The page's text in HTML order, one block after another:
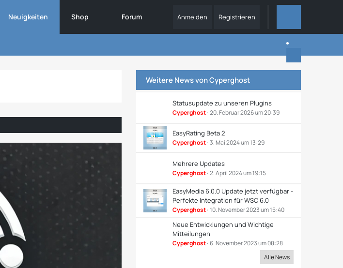
Neuigkeiten Shop Forum Anmelden Registrieren
Weitere News vonCyperghost
Statusupdate zu unseren Plugins
Cyperghost 20. Februar 2026 um 20:39
EasyRating Beta 2
Cyperghost 3. Mai 2024 um 13:29
Mehrere Updates
Cyperghost 2. April 2024 um 19:15
EasyMedia 6.0.0 Update jetzt verfügbar -
Perfekte Integration für WSC 6.0
Cyperghost 10. November 2023 um 15:40
Neue Entwicklungen und Wichtige
Mitteilungen
Cyperghost 6. November 2023 um 08:28
Alle News